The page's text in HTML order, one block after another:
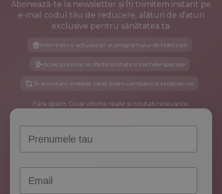
Abonează-te la newsletter și îți trimitem instant pe
e-mail codul tău de reducere, alături de sfaturi
exclusive pentru sănătatea ta.
Informatii si actualizari al programului de Fidelizare
Acces prioritar la oferte limitate si pachete speciale
Te anuntam imediat cand avem campanii si produse noi
Fara spam. Doar oferte reale si noutati relevante.
Prenume
Email